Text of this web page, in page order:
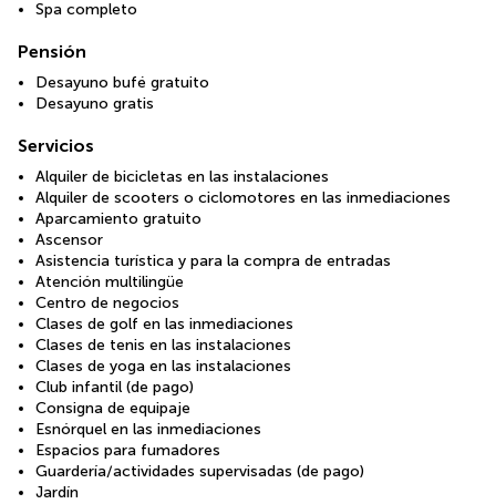
Spa completo
Pensión
Desayuno bufé gratuito
Desayuno gratis
Servicios
Alquiler de bicicletas en las instalaciones
Alquiler de scooters o ciclomotores en las inmediaciones
Aparcamiento gratuito
Ascensor
Asistencia turística y para la compra de entradas
Atención multilingüe
Centro de negocios
Clases de golf en las inmediaciones
Clases de tenis en las instalaciones
Clases de yoga en las instalaciones
Club infantil (de pago)
Consigna de equipaje
Esnórquel en las inmediaciones
Espacios para fumadores
Guardería/actividades supervisadas (de pago)
Jardín